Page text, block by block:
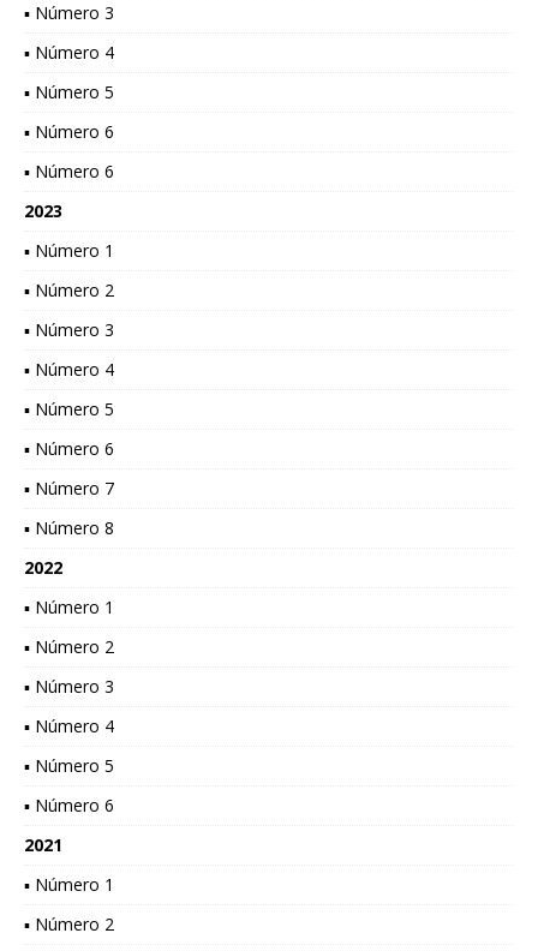
▪ Número 3
▪ Número 4
▪ Número 5
▪ Número 6
▪ Número 6
2023
▪ Número 1
▪ Número 2
▪ Número 3
▪ Número 4
▪ Número 5
▪ Número 6
▪ Número 7
▪ Número 8
2022
▪ Número 1
▪ Número 2
▪ Número 3
▪ Número 4
▪ Número 5
▪ Número 6
2021
▪ Número 1
▪ Número 2